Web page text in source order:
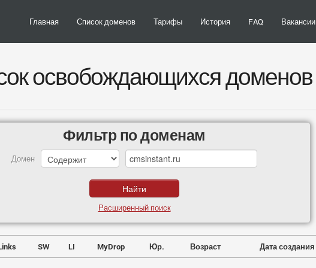
Главная Список доменов Тарифы История FAQ Вакансии
освобождающихся доменов
Фильтр по доменам
Домен
Расширенный поиск
SW LI MyDrop Юр. Возраст Дата создания